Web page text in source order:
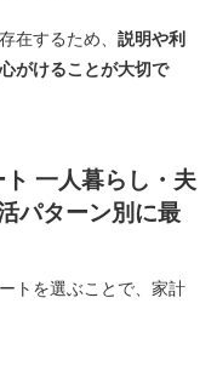
在するため、 説明や利
がけることが大切で
一人暮らし・夫
パターン別に最
トを選ぶことで、家計